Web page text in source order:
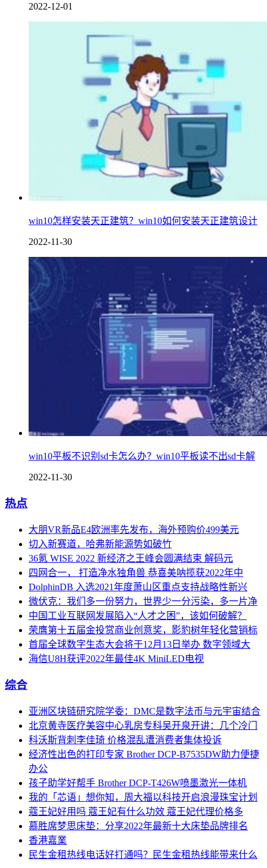
2022-12-01
win10怎样安装天正建筑？win10如何安装天正建筑设计
2022-11-30
win10平板不识别sd卡怎么办？win10平板读不出sd卡解
2022-11-30
热点
大朋VR新品E4欧洲率先发布，海外预购价499美元
切入新赛道，哈弗新能源势如破竹
36氪 WISE 2022 新经济之王峰会圆满结束 解码元
四网合一， 打造净水独角兽 恭喜美呐揽获2022年中
DolphinDB 入选2021年度萧山区重点支持战略性新兴
微伏克：我们多一份努力，世界少一分污染，多一片净
中国工业互联网发展陷入“人才之困”，该如何破解？
荣膺第十五届金投赏商业创意奖，影豹树年轻化营销标
首届全球数字生态大会将于12月13日举办 数字领域大
海信U8H获评2022年最佳4K MiniLED电视
综合
亚洲区块链研究院学委：DMC是数字法币与元宇宙结合
北京黄寺医疗美容中心乳房专科吴开泉开讲：几个冷门
科沃斯背刺李佳琦 价格混乱遭消费者集体投诉
经济性出色的打印专家 Brother DCP-B7535DW助力便捷
办公
孩子助学好帮手 Brother DCP-T426W喷墨激光一体机
我的「芯语」想你知，周大福以科技开启浪漫珠宝计划
蔻王妃好用吗 蔻王妃有什么功效 蔻王妃代理价格多
慕胜席梦思床垫：分享2022年最新十大床垫品牌排名
香港嘉業
民生金租热线电话好打通吗？民生金租热线能带来什么